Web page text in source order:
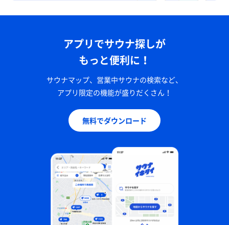
アプリでサウナ探しが
もっと便利に！
サウナマップ、営業中サウナの検索など、
アプリ限定の機能が盛りだくさん！
無料でダウンロード